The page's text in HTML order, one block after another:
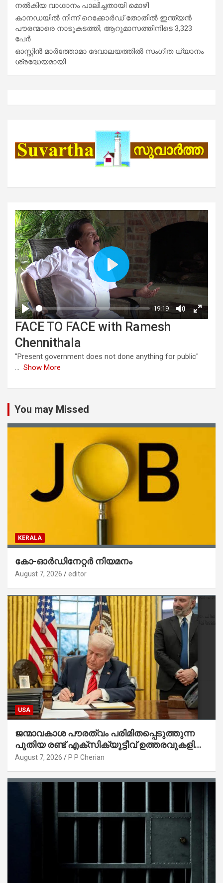
നൽകിയ വാഗ്ദാനം പാലിച്ചതായി മൊഴി
കാനഡയിൽ നിന്ന് റെക്കോർഡ് തോതിൽ ഇന്ത്യൻ
പൗരന്മാരെ നാടുകടത്തി; ആറുമാസത്തിനിടെ 3,323
പേർ
ഓസ്റ്റിൻ മാർത്തോമാ ദേവാലയത്തിൽ സംഗീത ധ്യാനം
ശ്രദ്ധേയമായി
FACE TO FACE with Ramesh
Chennithala
"Present government does not done anything for public"
... Show More
You may Missed
KERALA
കോ-ഓർഡിനേറ്റർ നിയമനം
August 7, 2026 editor
USA
ജന്മാവകാശ പൗരത്വം പരിമിതപ്പെടുത്തുന്ന
പുതിയ രണ്ട് എക്സിക്യൂട്ടീവ് ഉത്തരവുകളിൽ
ട്രംപ് ഒപ്പുവെച്ചു
August 7, 2026 P P Cherian